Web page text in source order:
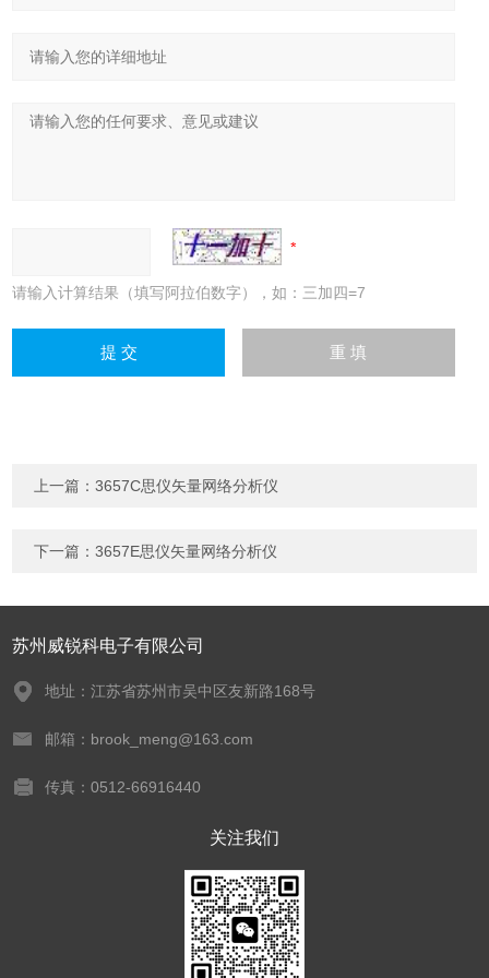
请输入计算结果（填写阿拉伯数字），如：三加四=7
上一篇：3657C思仪矢量网络分析仪
下一篇：3657E思仪矢量网络分析仪
苏州威锐科电子有限公司
地址：江苏省苏州市吴中区友新路168号
邮箱：brook_meng@163.com
传真：0512-66916440
关注我们